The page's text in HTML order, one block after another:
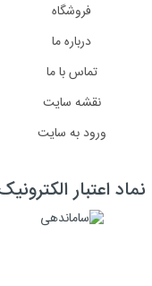
فروشگاه
درباره ما
تماس با ما
نقشه سایت
ورود به سایت
نماد اعتبار الکترونیک